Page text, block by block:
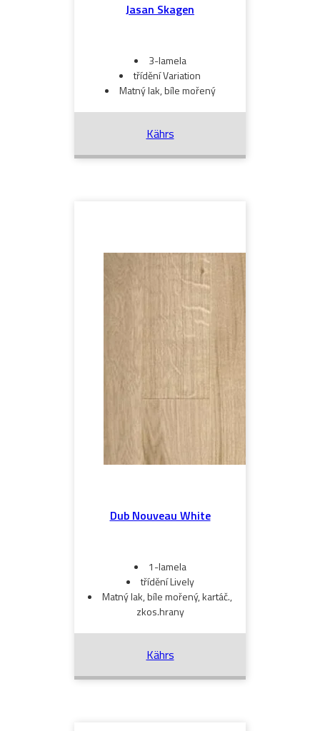
Jasan Skagen
3-lamela
třídění Variation
Matný lak, bíle mořený
Kährs
Dub Nouveau White
1-lamela
třídění Lively
Matný lak, bíle mořený, kartáč.,
zkos.hrany
Kährs